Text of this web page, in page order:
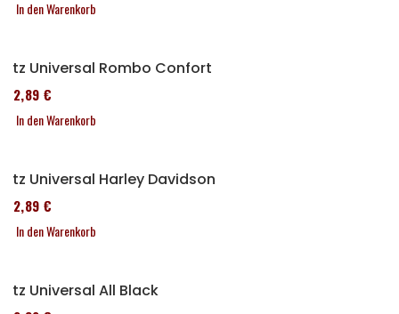
In den Warenkorb
Sitz Universal Rombo Confort
152,89 €
In den Warenkorb
Sitz Universal Harley Davidson
152,89 €
In den Warenkorb
Sitz Universal All Black